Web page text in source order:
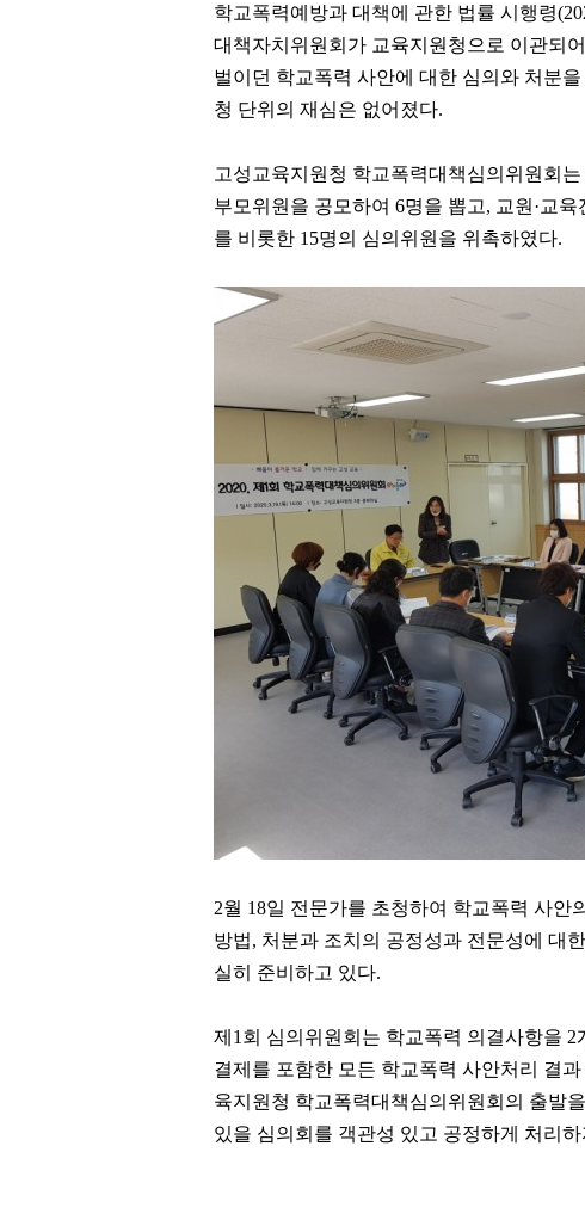
학교폭력예방과 대책에 관한 법률 시행령
대책자치위원회가 교육지원청으로 이관되
벌이던 학교폭력 사안에 대한 심의와 처분
청 단위의 재심은 없어졌다.
고성교육지원청 학교폭력대책심의위원회
부모위원을 공모하여 6명을 뽑고, 교원 ·교육
를 비롯한 15명의 심의위원을 위촉하였다.
2월 18일 전문가를 초청하여 학교폭력 사안
방법, 처분과 조치의 공정성과 전문성에 대
실히 준비하고 있다.
제 1 회 심의위원회는 학교폭력 의결사항을 2
결제를 포함한 모든 학교폭력 사안처리 결
육지원청 학교폭력대책심의위원회의 출발
있을 심의회를 객관성 있고 공정하게 처리